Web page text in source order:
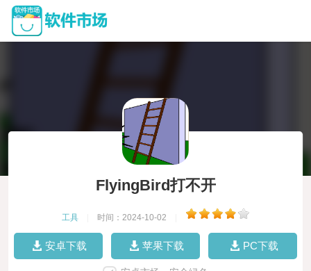
FlyingBird打不开
工具 时间：2024-10-02
安卓下载 苹果下载 PC下载